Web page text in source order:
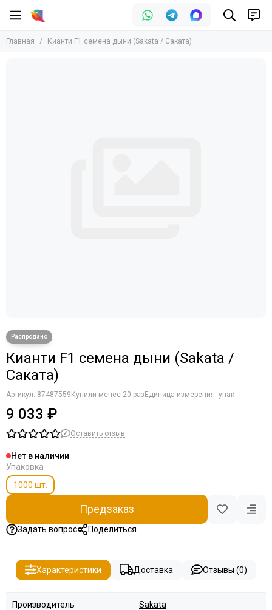
Главная Кианти F1 семена дыни (Sakata / Саката)
Кианти F1 семена дыни (Sakata /
Саката)
Артикул: 87487559 Купили менее 20 раз Единица измерения: упак
9 033 ₽
Оставить отзыв
Нет в наличии
Упаковка
1000 шт.
Предзаказ
Задать вопрос Поделиться
Характеристики Доставка Отзывы (0)
Производитель Sakata